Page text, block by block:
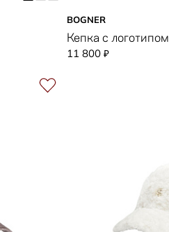
BOGNER
Кепка с логотипом
11 800 ₽